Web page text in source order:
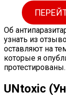
Об
узнать из
оставляют на
которые я
протестированы.
UNtoxic